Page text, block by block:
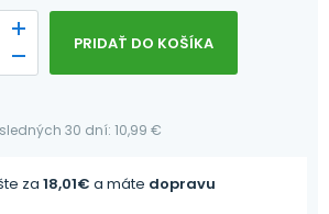
PRIDAŤ DO KOŠÍKA
30 dní: 10,99 €
za18,01€ a máte dopravu